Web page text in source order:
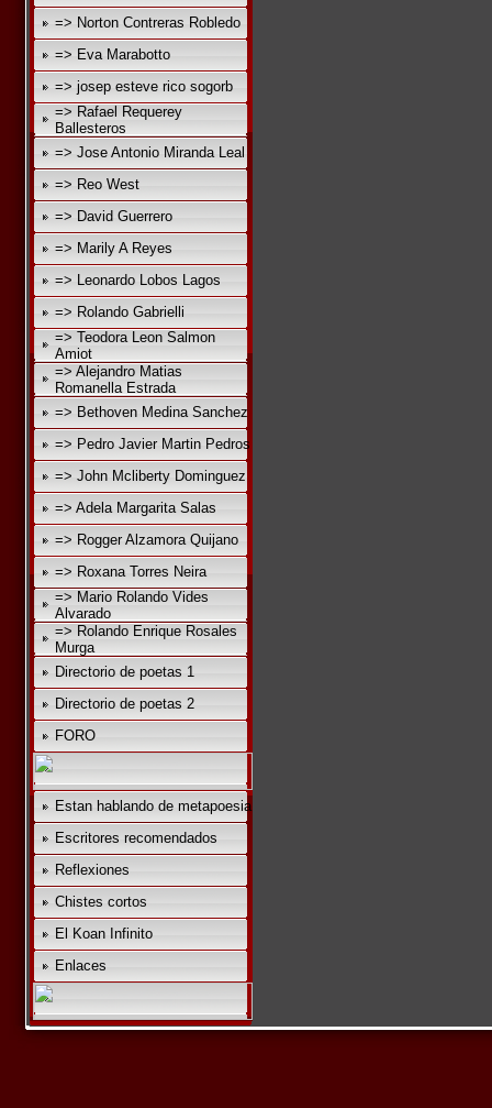
=> Norton Contreras Robledo
=> Eva Marabotto
=> josep esteve rico sogorb
=> Rafael Requerey
Ballesteros
=> Jose Antonio Miranda Leal
=> Reo West
=> David Guerrero
=> Marily A Reyes
=> Leonardo Lobos Lagos
=> Rolando Gabrielli
=> Teodora Leon Salmon
Amiot
=> Alejandro Matias
Romanella Estrada
=> Bethoven Medina Sanchez
=> Pedro Javier Martin Pedros
=> John Mcliberty Dominguez
=> Adela Margarita Salas
=> Rogger Alzamora Quijano
=> Roxana Torres Neira
=> Mario Rolando Vides
Alvarado
=> Rolando Enrique Rosales
Murga
Directorio de poetas 1
Directorio de poetas 2
FORO
Estan hablando de metapoesia
Escritores recomendados
Reflexiones
Chistes cortos
El Koan Infinito
Enlaces